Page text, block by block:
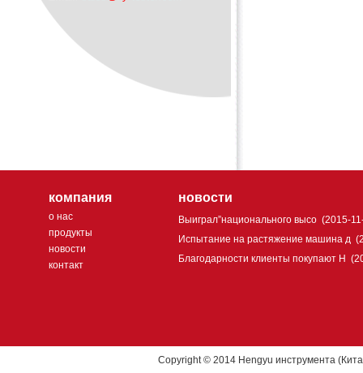
компания
о нас
продукты
новости
контакт
новости
Выиграл”национального высо (2015-
Испытание на растяжение машина д
Благодарности клиенты покупают H
Copyright © 2014 Hengyu инструмента